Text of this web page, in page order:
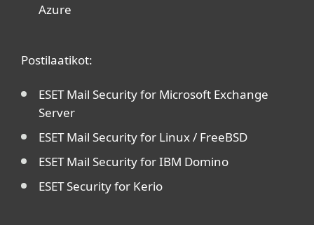
Azure
Postilaatikot:
ESET Mail Security for Microsoft Exchange
Server
ESET Mail Security for Linux / FreeBSD
ESET Mail Security for IBM Domino
ESET Security for Kerio